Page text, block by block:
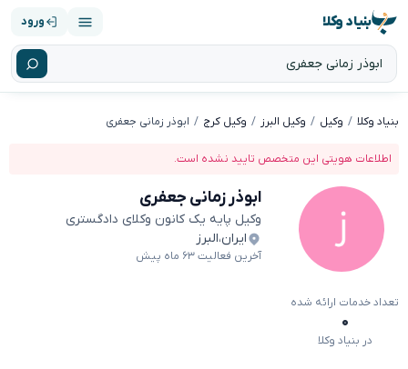
بنیاد وکلا ورود
بنیاد وکلا وکیل وکیل البرز وکیل کرج ابوذر زمانی جعفری
اطلاعات هویتی این متخصص تایید نشده است.
ابوذر زمانی جعفری
وکیل پایه یک کانون وکلای دادگستری
ایران،البرز
آخرین فعالیت ۶۳ ماه پیش
تعداد خدمات ارائه شده
۰
در بنیاد وکلا